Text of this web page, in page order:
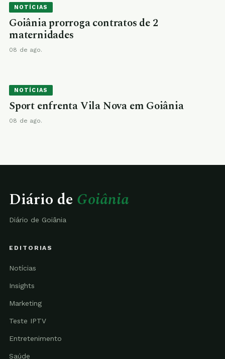
NOTÍCIAS
Goiânia prorroga contratos de 2
maternidades
08 de ago.
NOTÍCIAS
Sport enfrenta Vila Nova em Goiânia
08 de ago.
Diário de Goiânia
Diário de Goiânia
EDITORIAS
Notícias
Insights
Marketing
Teste IPTV
Entretenimento
Saúde